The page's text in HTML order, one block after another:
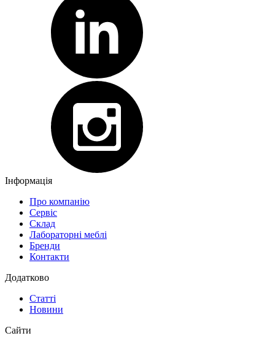
Інформація
Про компанію
Сервіс
Склад
Лабораторні меблі
Бренди
Контакти
Додатково
Статті
Новини
Сайти